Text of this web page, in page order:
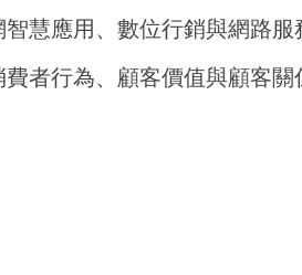
慧應用、數位行銷與網路
者行為、顧客價值與顧客